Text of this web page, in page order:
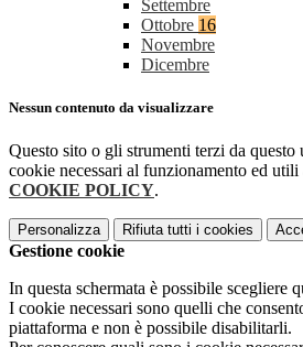
Settembre
Ottobre 16
Novembre
Dicembre
Nessun contenuto da visualizzare
Questo sito o gli strumenti terzi da
cookie necessari al funzionamento ed
COOKIE POLICY.
Personalizza Rifiuta tutti i cookies
Gestione cookie
In questa schermata è possibile scegliere
I cookie necessari sono quelli che
piattaforma e non è possibile disabilitarli.